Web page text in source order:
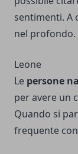
sentimenti. A
nel profondo.
Leone
Le persone
per avere un
Quando si
frequente